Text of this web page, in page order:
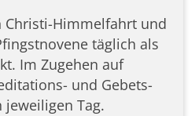
Christi-Himmelfahrt und
täglich als
Im Zugehen auf
und Gebets-
Tag.